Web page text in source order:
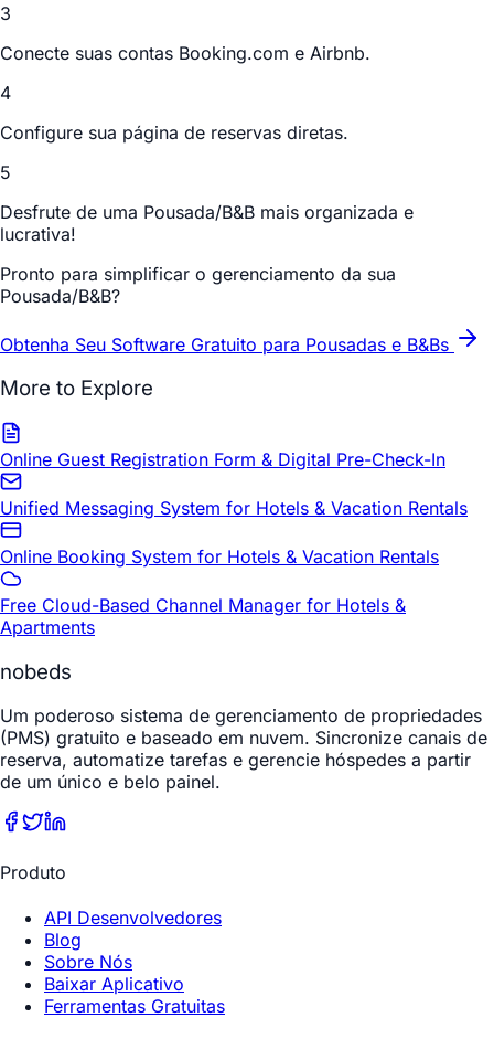
3
Conecte suas contas Booking.com e Airbnb.
4
Configure sua página de reservas diretas.
5
Desfrute de uma Pousada/B&B mais organizada e
lucrativa!
Pronto para simplificar o gerenciamento da sua
Pousada/B&B?
Obtenha Seu Software Gratuito para Pousadas e B&Bs
More to Explore
Online Guest Registration Form & Digital Pre-Check-In
Unified Messaging System for Hotels & Vacation Rentals
Online Booking System for Hotels & Vacation Rentals
Free Cloud-Based Channel Manager for Hotels &
Apartments
nobeds
Um poderoso sistema de gerenciamento de propriedades
(PMS) gratuito e baseado em nuvem. Sincronize canais de
reserva, automatize tarefas e gerencie hóspedes a partir
de um único e belo painel.
Produto
API Desenvolvedores
Blog
Sobre Nós
Baixar Aplicativo
Ferramentas Gratuitas